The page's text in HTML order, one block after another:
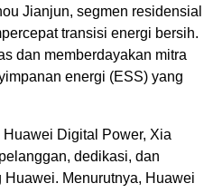
Jianjun, segmen residensial
transisi energi bersih.
dan memberdayakan mitra
energi (ESS) yang
Digital Power, Xia
dedikasi, dan
Menurutnya, Huawei